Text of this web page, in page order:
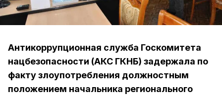
Антикоррупционная служба Госкомитета
нацбезопасности (АКС ГКНБ) задержала по
факту злоупотребления должностным
положением начальника регионального